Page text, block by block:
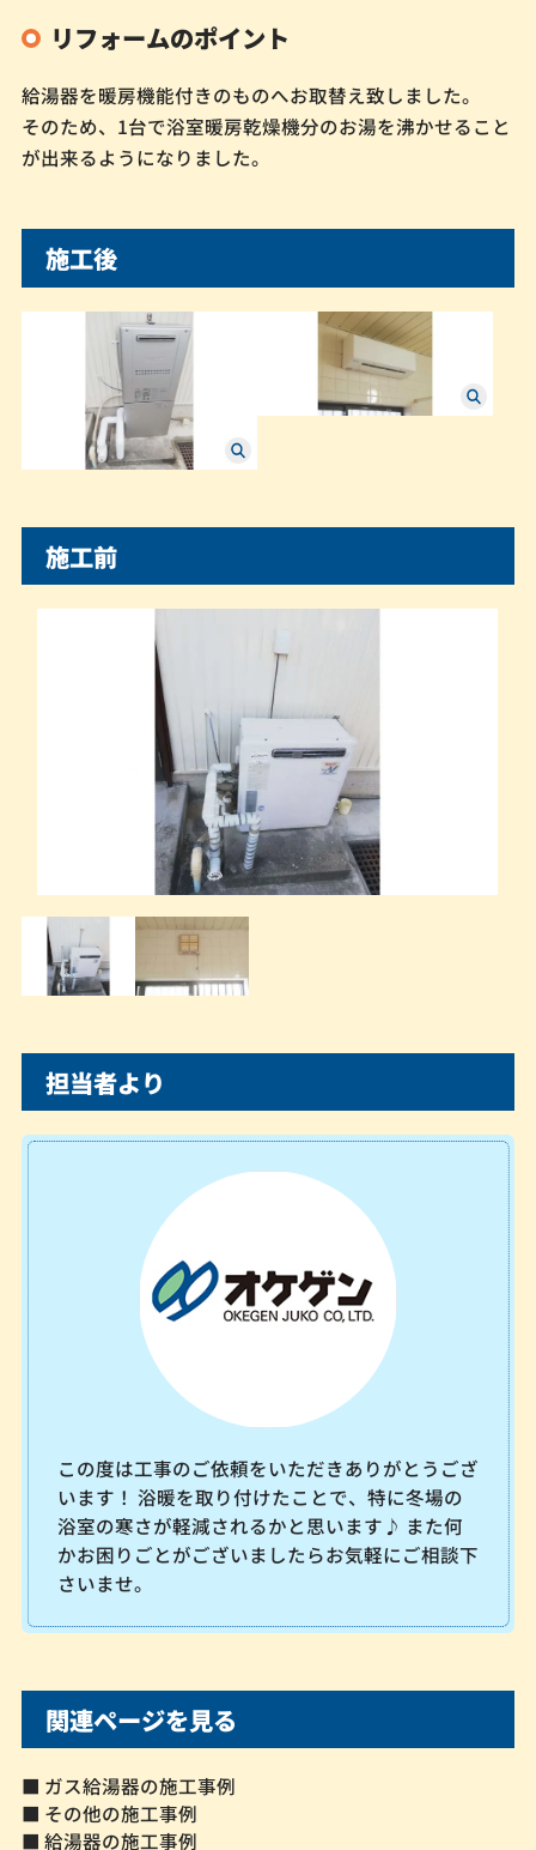
リフォームのポイント
給湯器を暖房機能付きのものへお取替え致しました。
そのため、1台で浴室暖房乾燥機分のお湯を沸かせること
が出来るようになりました。
施工後
施工前
担当者より
この度は工事のご依頼をいただきありがとうござ
います！ 浴暖を取り付けたことで、特に冬場の
浴室の寒さが軽減されるかと思います♪ また何
かお困りごとがございましたらお気軽にご相談下
さいませ。
関連ページを見る
■ ガス給湯器の施工事例
■ その他の施工事例
■ 給湯器の施工事例